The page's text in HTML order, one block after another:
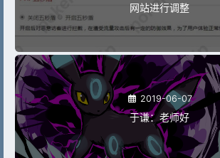
网站进行调整
2019-06-07
于谦：老师好